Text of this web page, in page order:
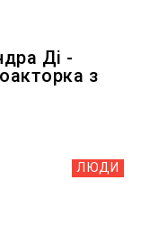
Ді -
з
ЛЮДИ